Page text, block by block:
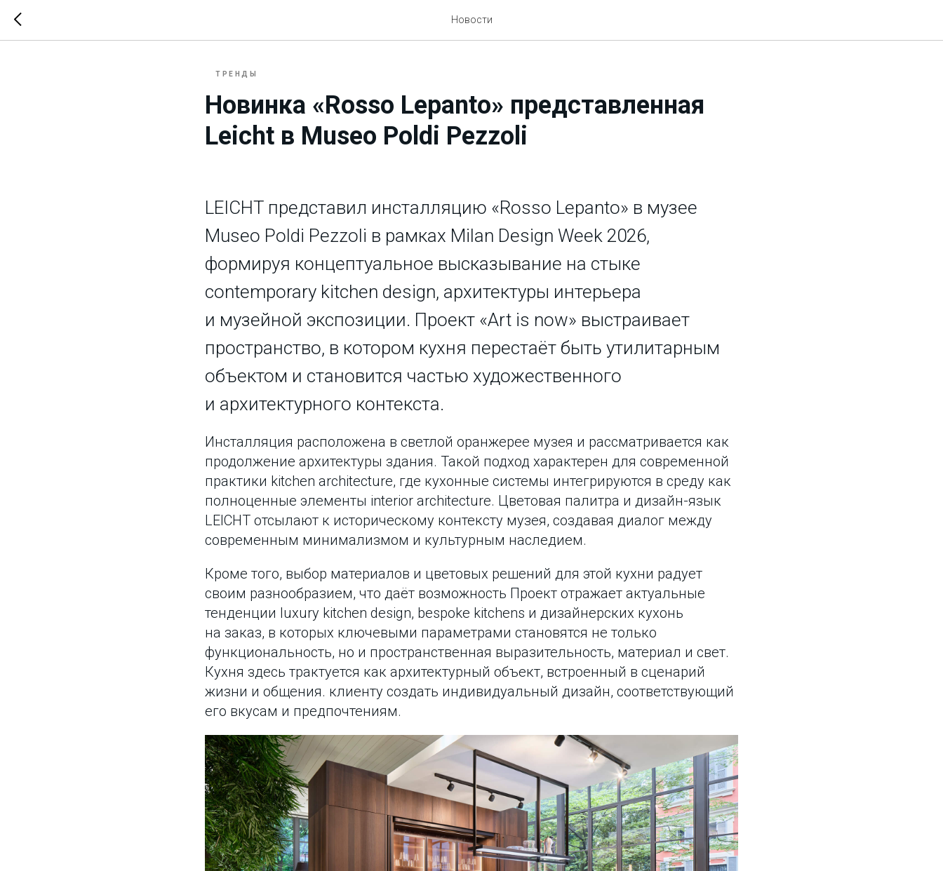
Новости
ТРЕНДЫ
Новинка «Rosso Lepanto» представленная
Leicht в Museo Poldi Pezzoli
LEICHT представил инсталляцию «Rosso Lepanto» в музее
Museo Poldi Pezzoli в рамках Milan Design Week 2026,
формируя концептуальное высказывание на стыке
contemporary kitchen design, архитектуры интерьера
и музейной экспозиции. Проект «Art is now» выстраивает
пространство, в котором кухня перестаёт быть утилитарным
объектом и становится частью художественного
и архитектурного контекста.
Инсталляция расположена в светлой оранжерее музея и рассматривается как
продолжение архитектуры здания. Такой подход характерен для современной
практики kitchen architecture, где кухонные системы интегрируются в среду как
полноценные элементы interior architecture. Цветовая палитра и дизайн-язык
LEICHT отсылают к историческому контексту музея, создавая диалог между
современным минимализмом и культурным наследием.
Кроме того, выбор материалов и цветовых решений для этой кухни радует
своим разнообразием, что даёт возможность Проект отражает актуальные
тенденции luxury kitchen design, bespoke kitchens и дизайнерских кухонь
на заказ, в которых ключевыми параметрами становятся не только
функциональность, но и пространственная выразительность, материал и свет.
Кухня здесь трактуется как архитектурный объект, встроенный в сценарий
жизни и общения. клиенту создать индивидуальный дизайн, соответствующий
его вкусам и предпочтениям.